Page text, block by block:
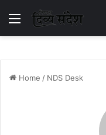
Menu
Home / NDS Desk